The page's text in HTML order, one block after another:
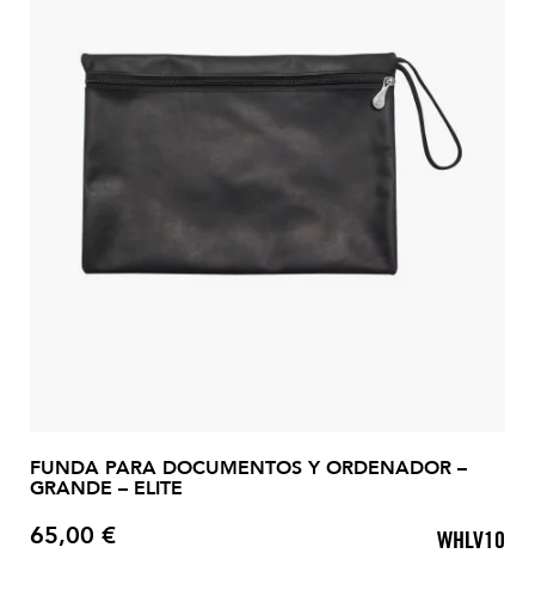
FUNDA PARA DOCUMENTOS Y ORDENADOR –
GRANDE – ELITE
Precio
65,00 € WHLV10